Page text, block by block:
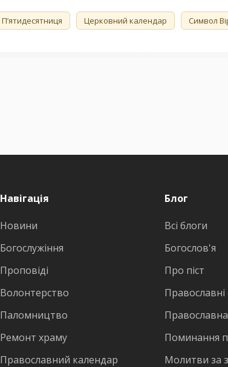
П’ятидесятниця Церковний календар Символ
Навігація
Новини
Богослужіння
Проповіді
Волонтерство
Паломництво
Ремонт храму
Православний календар
Блог
Всі блоги
Богослов'я
Про піст
Православні
Православна
Поминання
Молитви за